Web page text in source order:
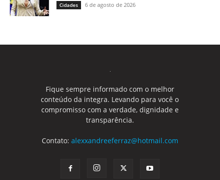
Cidades 6 de agosto de 2026
Fique sempre informado com o melhor
conteúdo da integra. Levando para você o
compromisso com a verdade, dignidade e
transparência.
Contato: alexxandreeferraz@hotmail.com